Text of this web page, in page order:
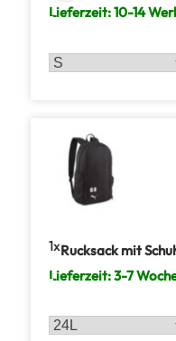
Lieferzeit:10-14
1 Rucksack mit
Lieferzeit:3-7